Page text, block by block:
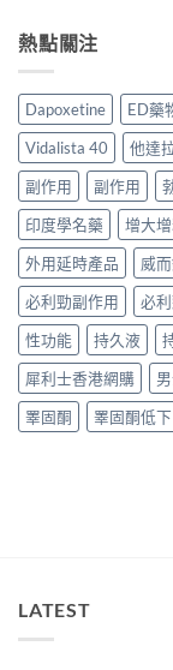
全
服
指
南〉
中
購
南〉
中
真
用
心
得
與
買
建
議〉
中
有
香
港
家
讀
用
法
用
量
完
整
學〉
中
片
副
用
安
全
嗎？
香
港
用
家
真
實
服
用
驗
與
安
熱點關注
Dapoxetine ED藥
Vidalista 40
他達
副作用
副作用
印度學名藥
增大
外用延時產品
威
必利勁副作用
必
性功能
持久液
犀利士香港網購
睪固酮
睪固酮低下
LATEST